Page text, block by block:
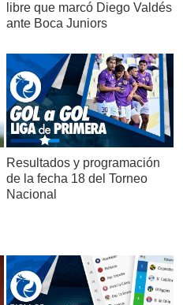
libre que marcó Diego Valdés
ante Boca Juniors
Resultados y programación
de la fecha 18 del Torneo
Nacional